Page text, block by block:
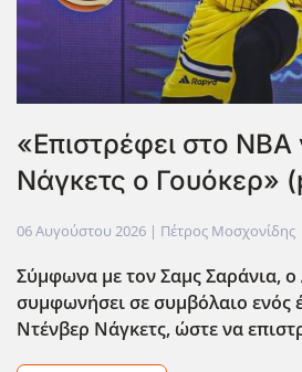
«Επιστρέφει στο ΝΒΑ
Νάγκετς ο Γουόκερ»
06 Αυγούστου 2026 | Πέτρος Μοσχονίδης |
Σύμφωνα με τον Σαμς Σαράνια, ο
συμφωνήσει σε συμβόλαιο ενός
Ντένβερ Νάγκετς, ώστε να